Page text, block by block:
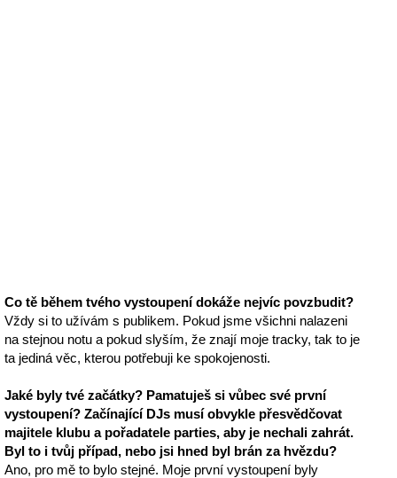
Co tě během tvého vystoupení dokáže nejvíc povzbudit?
Vždy si to užívám s publikem. Pokud jsme všichni nalazeni
na stejnou notu a pokud slyším, že znají moje tracky, tak to je
ta jediná věc, kterou potřebuji ke spokojenosti.
Jaké byly tvé začátky? Pamatuješ si vůbec své první
vystoupení? Začínající DJs musí obvykle přesvědčovat
majitele klubu a pořadatele parties, aby je nechali zahrát.
Byl to i tvůj případ, nebo jsi hned byl brán za hvězdu?
Ano, pro mě to bylo stejné. Moje první vystoupení byly